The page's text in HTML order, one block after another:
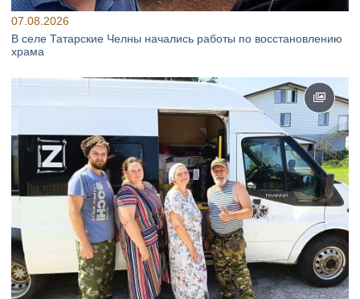
07.08.2026
В селе Татарские Челны начались работы по восстановлению
храма